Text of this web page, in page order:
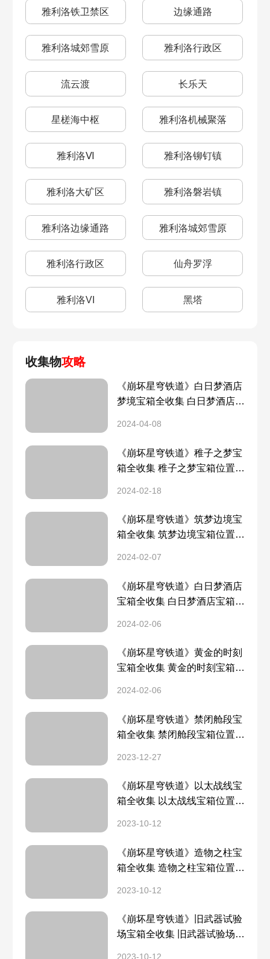
雅利洛铁卫禁区 边缘通路
雅利洛城郊雪原 雅利洛行政区
流云渡 长乐天
星槎海中枢 雅利洛机械聚落
雅利洛Ⅵ 雅利洛铆钉镇
雅利洛大矿区 雅利洛磐岩镇
雅利洛边缘通路 雅利洛城郊雪原
雅利洛行政区 仙舟罗浮
雅利洛VI 黑塔
收集物攻略
《崩坏星穹铁道》白日梦酒店
梦境宝箱全收集 白日梦酒店梦
2024-04-08
《崩坏星穹铁道》稚子之梦宝
箱全收集 稚子之梦宝箱位置一
2024-02-18
《崩坏星穹铁道》筑梦边境宝
箱全收集 筑梦边境宝箱位置一
2024-02-07
《崩坏星穹铁道》白日梦酒店
宝箱全收集 白日梦酒店宝箱位
2024-02-06
《崩坏星穹铁道》黄金的时刻
宝箱全收集 黄金的时刻宝箱位
2024-02-06
《崩坏星穹铁道》禁闭舱段宝
箱全收集 禁闭舱段宝箱位置一
2023-12-27
《崩坏星穹铁道》以太战线宝
箱全收集 以太战线宝箱位置一
2023-10-12
《崩坏星穹铁道》造物之柱宝
箱全收集 造物之柱宝箱位置一
2023-10-12
《崩坏星穹铁道》旧武器试验
场宝箱全收集 旧武器试验场宝
2023-10-12